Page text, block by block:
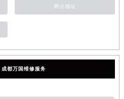
网点地址
成都万国维修服务